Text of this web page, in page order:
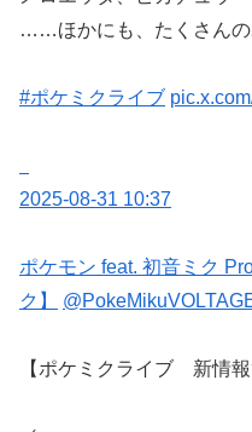
……ほかにも、たくさんの
#ポケミクライブ
2025-08-31 10:37
ポケモン feat. 初音ミク
ク】
【ポケミクライブ 新情報